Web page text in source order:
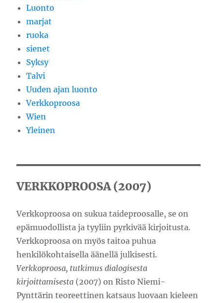
Luonto
marjat
ruoka
sienet
Syksy
Talvi
Uuden ajan luonto
Verkkoproosa
Wien
Yleinen
VERKKOPROOSA (2007)
Verkkoproosa on sukua taideproosalle, se on
epämuodollista ja tyyliin pyrkivää kirjoitusta.
Verkkoproosa on myös taitoa puhua
henkilökohtaisella äänellä julkisesti.
Verkkoproosa, tutkimus dialogisesta
kirjoittamisesta (2007) on Risto Niemi-
Pynttärin teoreettinen katsaus luovaan kieleen